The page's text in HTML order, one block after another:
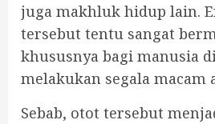
juga makhluk hidup lain.
tersebut tentu sangat
khususnya bagi manusia
melakukan segala macam
Sebab, otot tersebut